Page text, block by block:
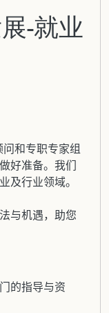
-就业
和专职专家组
好准备。我们
及行业领域。
与机遇，助您
的指导与资